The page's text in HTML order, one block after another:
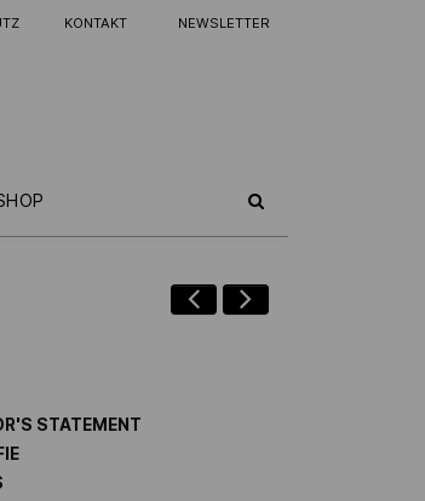
KONTAKT NEWSLETTER
STATEMENT